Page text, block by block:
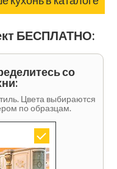
БЕСПЛАТНО:
со
Цвета выбираются
по образцам.